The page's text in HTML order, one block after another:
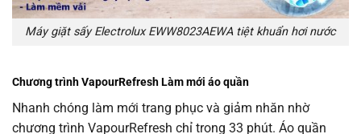
Máy giặt sấy Electrolux EWW8023AEWA tiệt khuẩn hơi nước
Chương trình VapourRefresh Làm mới áo quần
Nhanh chóng làm mới trang phục và giảm nhăn nhờ
chương trình VapourRefresh chỉ trong 33 phút. Áo quần